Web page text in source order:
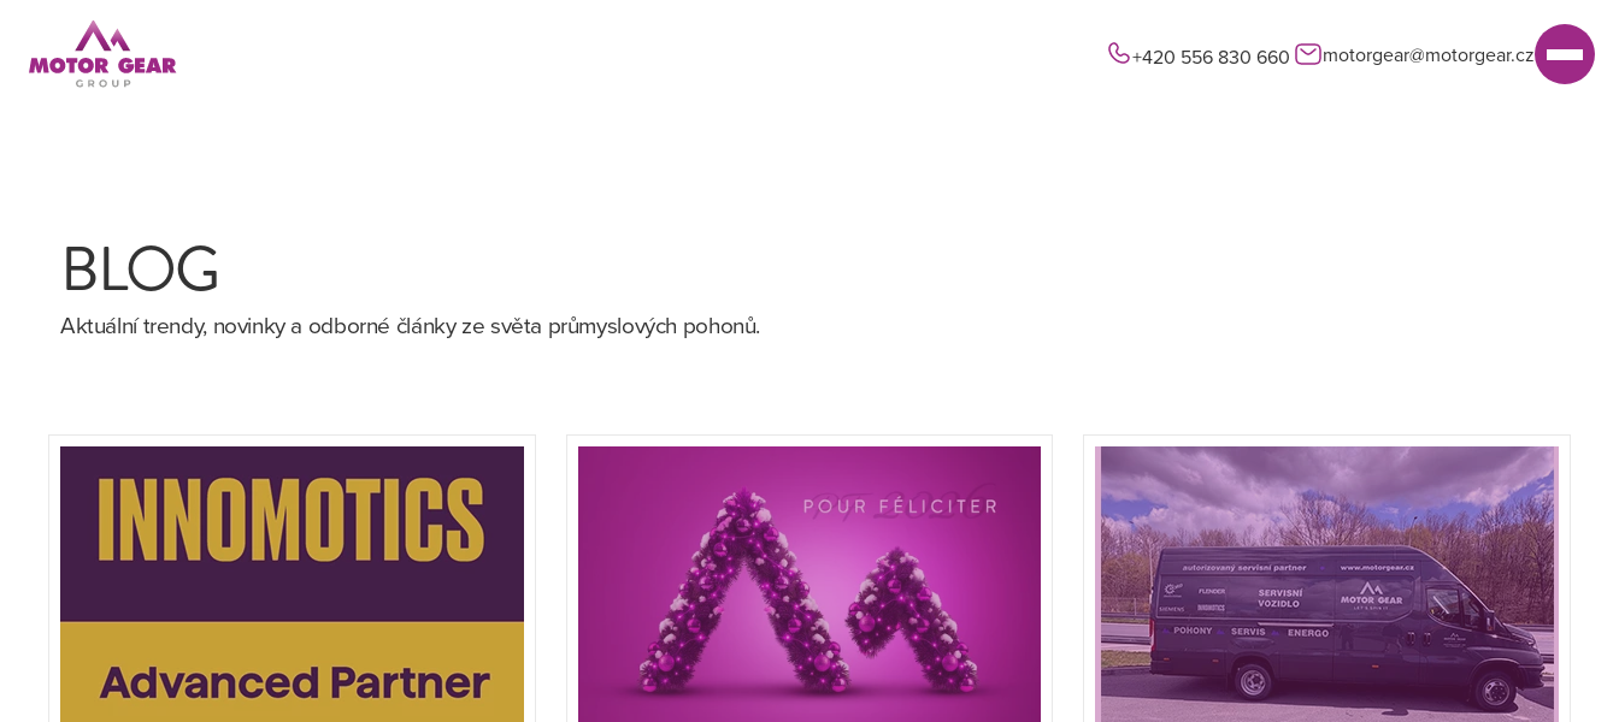
+420 556 830 660 motorgear@motorgear.cz
BLOG
Aktuální trendy, novinky a odborné články ze světa průmyslových pohonů.